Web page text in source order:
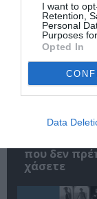
I want to
Retention,
Personal
Purposes
Opted In
Data
Επιδαύρου
Ένας
που δεν
χάσετε